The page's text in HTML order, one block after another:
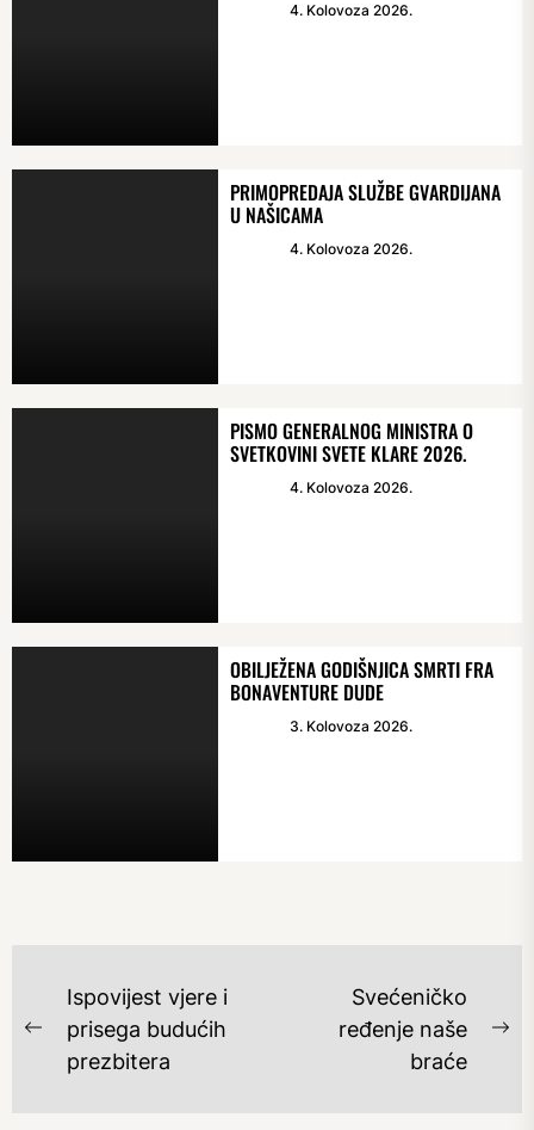
4. Kolovoza 2026.
PRIMOPREDAJA SLUŽBE GVARDIJANA
U NAŠICAMA
4. Kolovoza 2026.
PISMO GENERALNOG MINISTRA O
SVETKOVINI SVETE KLARE 2026.
4. Kolovoza 2026.
OBILJEŽENA GODIŠNJICA SMRTI FRA
BONAVENTURE DUDE
3. Kolovoza 2026.
NAVIGACIJA
OBJAVA
Previous
post:
Ispovijest vjere i
prisega budućih
prezbitera
Svećeničko
ređenje naše
braće